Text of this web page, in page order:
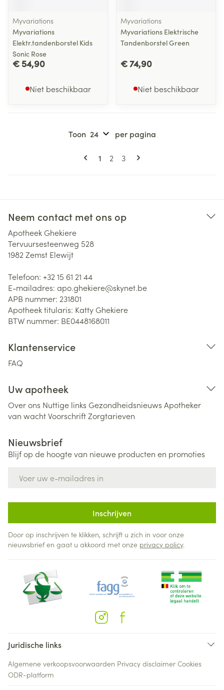
Myvariations
Myvariations
Elektr.tandenborstel Kids
Sonic Rose
€ 54,90
Niet beschikbaar
Myvariations
Myvariations Elektrische
Tandenborstel Green
€ 74,90
Niet beschikbaar
Pagina's
U lees momenteel pagina
1 Pagina
2 Pagina
3
Toon per pagina
Neem contact met ons op
Apotheek Ghekiere
Tervuursesteenweg 528
1982 Zemst Elewijt
Telefoon: +32 15 61 21 44
E-mailadres: apo.ghekiere@skynet.be
APB nummer: 231801
Apotheek titularis: Katty Ghekiere
BTW nummer: BE0448168011
Klantenservice
FAQ
Uw apotheek
Over ons Nuttige links Gezondheidsnieuws Apotheker
van wachtVoorschriftZorgtarieven
Nieuwsbrief
Blijf op de hoogte van nieuwe producten en promoties
Inschrijven
Door op inschrijven te klikken, schrijft u zich in voor onze
nieuwsbrief en gaat u akkoord met onze privacy policy.
Juridische links
Algemene verkoopsvoorwaarden Privacy disclaimer Cookies
ODR-platform